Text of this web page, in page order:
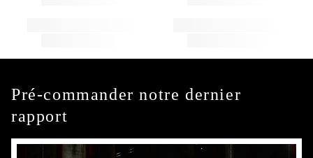
Pré-commander notre dernier
rapport